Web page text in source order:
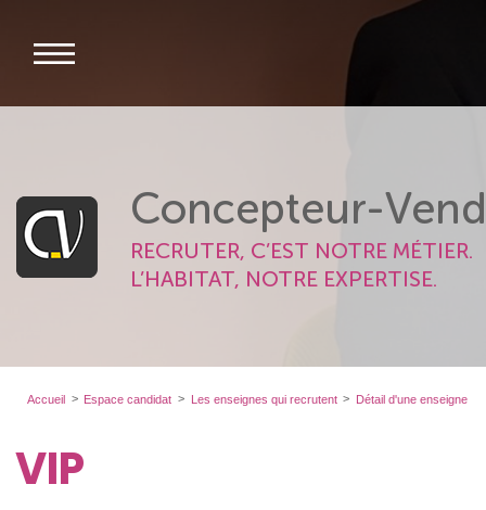
Concepteur-
RECRUTER, C’EST NOTRE MÉTIER.
L’HABITAT, NOTRE EXPERTISE.
Accueil Espace candidat Les enseignes qui recrutent Détail d'une enseigne
VIP